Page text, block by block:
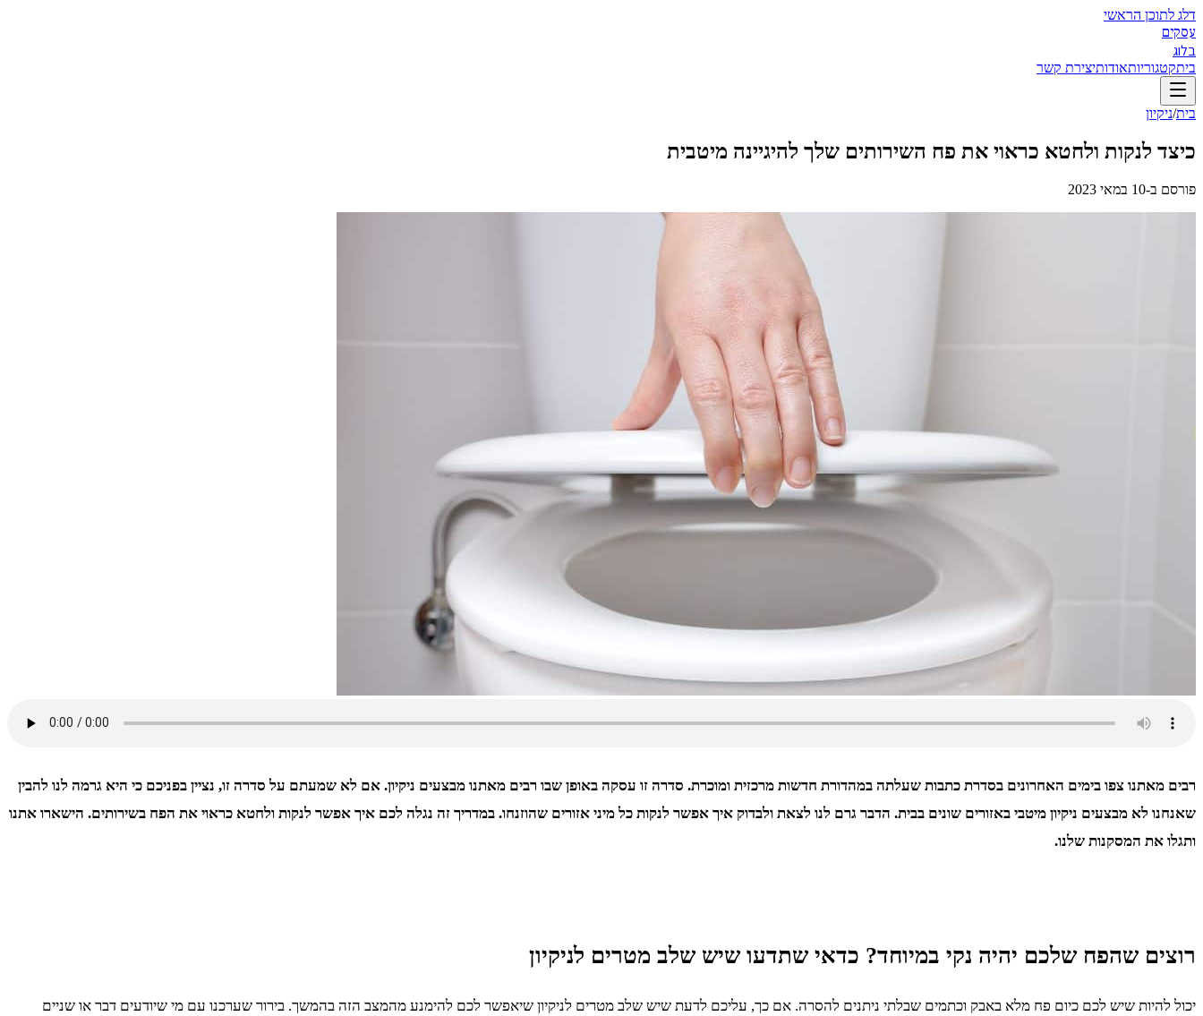
דלג לתוכן הראשי
עסקים
בלוג
ביתקטגוריותאודותיצירת קשר
בית/ניקיון
כיצד לנקות ולחטא כראוי את פח השירותים שלך להיגיינה מיטבית
פורסם ב-10 במאי 2023
רבים מאתנו צפו בימים האחרונים בסדרת כתבות שעלתה במהדורת חדשות מרכזית ומוכרת. סדרה זו עסקה באופן שבו רבים מאתנו מבצעים ניקיון. אם לא שמעתם על סדרה זו, נציין בפניכם כי היא גרמה לנו להבין
שאנחנו לא מבצעים ניקיון מיטבי באזורים שונים בבית. הדבר גרם לנו לצאת ולבדוק איך אפשר לנקות כל מיני אזורים שהוזנחו. במדריך זה נגלה לכם איך אפשר לנקות ולחטא כראוי את הפח בשירותים. הישארו אתנו
ותגלו את המסקנות שלנו.
רוצים שהפח שלכם יהיה נקי במיוחד? כדאי שתדעו שיש שלב מטרים לניקיון
יכול להיות שיש לכם כיום פח מלא באבק וכתמים שבלתי ניתנים להסרה. אם כך, עליכם לדעת שיש שלב מטרים לניקיון שיאפשר לכם להימנע מהמצב הזה בהמשך. בירור שערכנו עם מי שיודעים דבר או שניים